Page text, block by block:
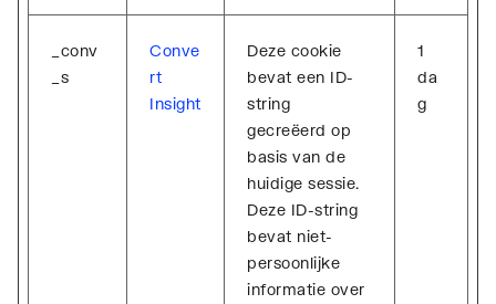
_conv
_s
Conve
rt
Insight
Deze cookie
bevat een ID-
string
gecreëerd op
basis van de
huidige sessie.
Deze ID-string
bevat niet-
persoonlijke
informatie over
1
da
g